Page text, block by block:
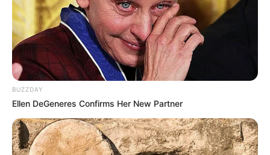
BUZZDAY
Ellen DeGeneres Confirms Her New Partner